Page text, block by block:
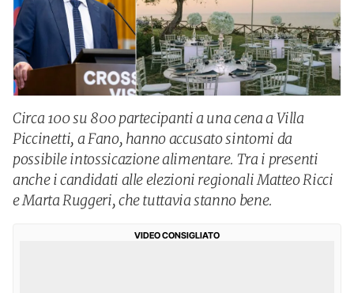
Circa 100 su 800 partecipanti a una cena a Villa
Piccinetti, a Fano, hanno accusato sintomi da
possibile intossicazione alimentare. Tra i presenti
anche i candidati alle elezioni regionali Matteo Ricci
e Marta Ruggeri, che tuttavia stanno bene.
VIDEO CONSIGLIATO